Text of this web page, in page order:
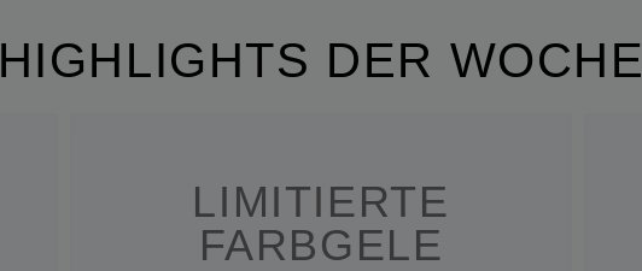
HIGHLIGHTS DER WOCHE
LIMITIERTE
FARBGELE